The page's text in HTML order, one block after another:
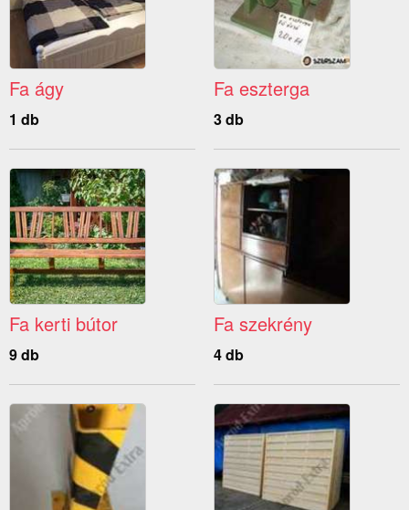
Fa ágy
1 db
Fa eszterga
3 db
Fa kerti bútor
9 db
Fa szekrény
4 db